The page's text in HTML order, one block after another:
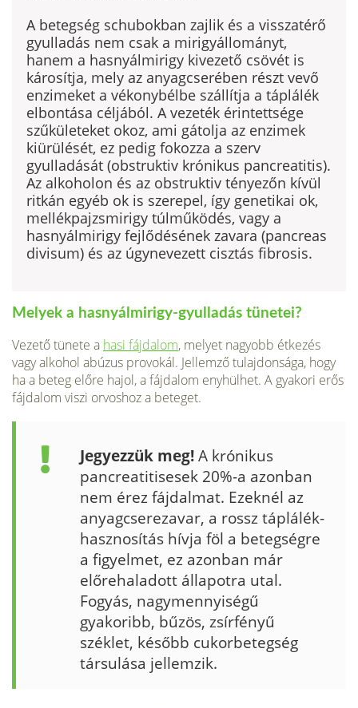
A be­tegség schubokban zajlik és a visszatérő
gyulladás nem csak a mirigyál­lományt,
hanem a hasnyálmirigy kivezető csövét is
károsítja, mely az anyagcserében részt vevő
enzimeket a vékonybélbe szállítja a táplálék
elbontása céljából. A vezeték érintettsége
szűkületeket okoz, ami gátolja az enzimek
kiürülését, ez pedig fokozza a szerv
gyulladását (obstruktiv krónikus pancreatitis).
Az alkoholon és az obstruktiv tényezőn kívül
rit­kán egyéb ok is szerepel, így genetikai ok,
mellékpajzsmirigy túlműkö­dés, vagy a
hasnyálmirigy fejlődésének zavara (pancreas
divisum) és az úgynevezett cisztás fibrosis.
Melyek a hasnyálmirigy-gyulladás tünetei?
Vezető tünete a hasi fájdalom, melyet nagyobb étkezés
vagy alkohol abúzus pro­vokál. Jellemző tulajdonsága, hogy
ha a beteg előre hajol, a fájdalom enyhülhet. A gyakori erős
fájdalom viszi orvoshoz a beteget.
Jegyezzük meg!A krónikus
pancreatitisesek 20%-a azonban
nem érez fájdalmat. Ezeknél az
anyagcserezavar, a rossz táplálék­
hasznosítás hívja föl a betegségre
a figyelmet, ez azonban már
előrehaladott ál­lapotra utal.
Fogyás, nagymennyiségű
gyakoribb, bűzös, zsírfényű
széklet, később cukorbetegség
társulása jellemzik.